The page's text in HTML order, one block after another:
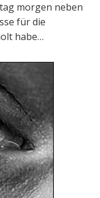
morgen neben
für die
habe…